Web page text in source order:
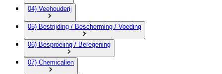
04) Veehouderij
05) Bestrijding / Bescherming / Voeding
06) Besproeiing / Beregening
07) Chemicalien